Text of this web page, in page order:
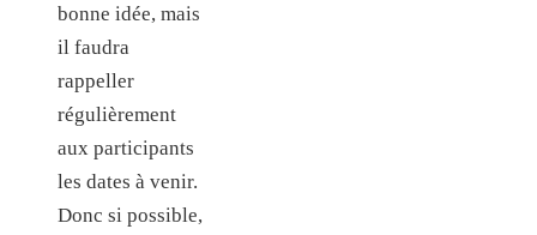
bonne idée, mais
il faudra
rappeller
régulièrement
aux participants
les dates à venir.
Donc si possible,